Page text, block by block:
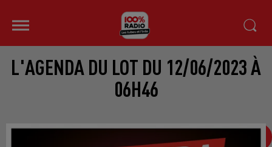
L'AGENDA DU LOT DU 12/06/2023 À
06H46